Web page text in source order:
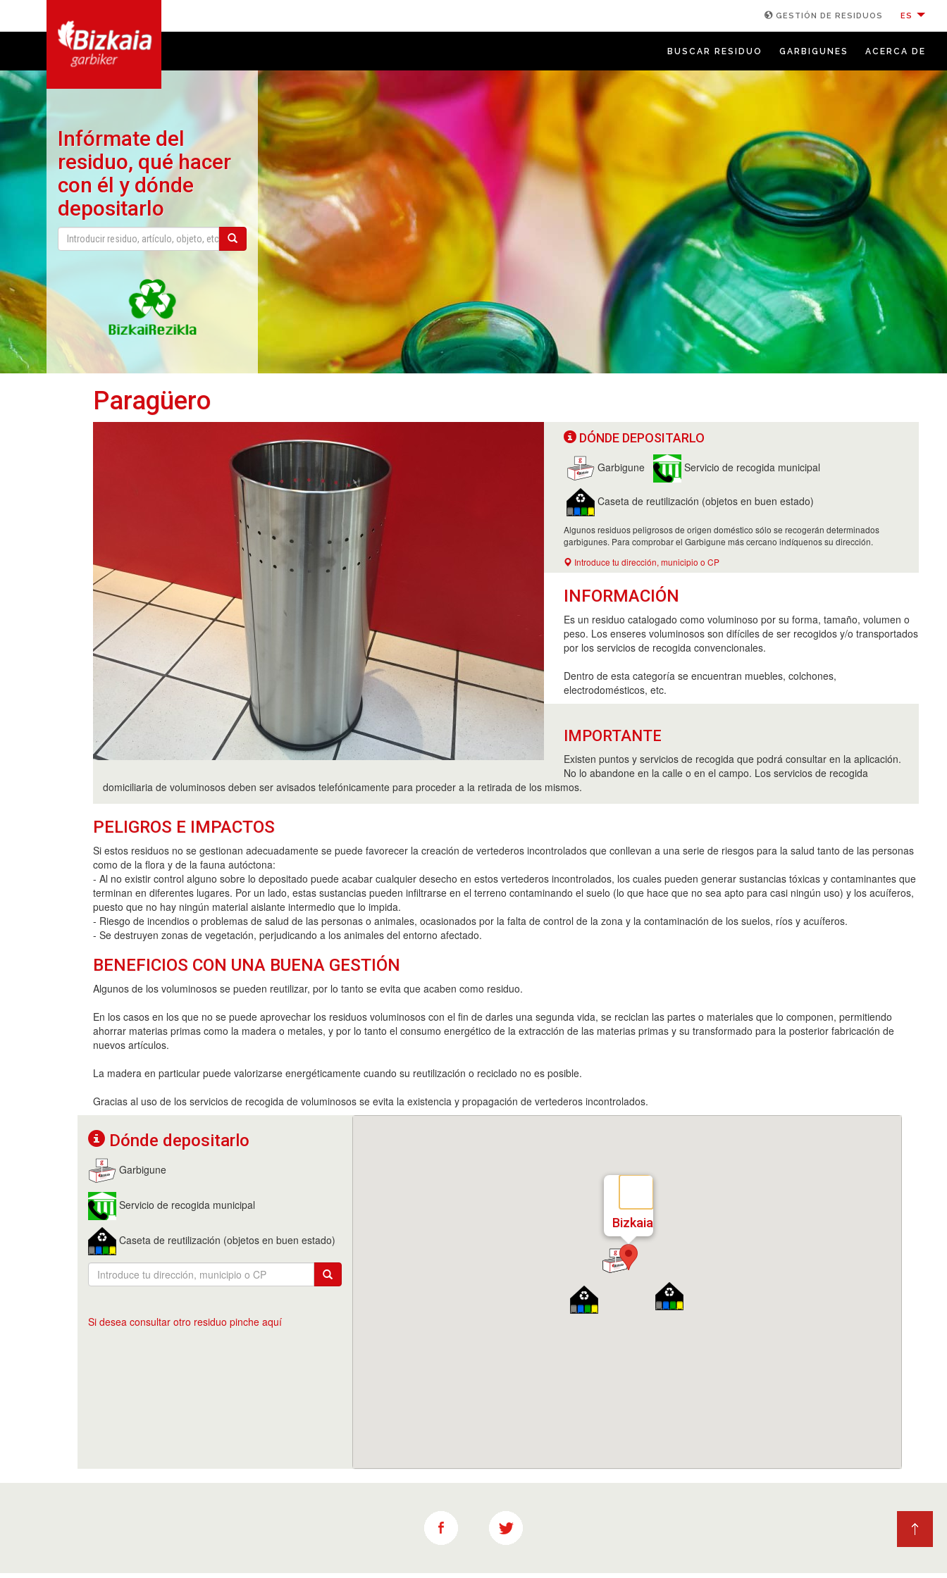
GESTIÓN DE RESIDUOS ES
BUSCAR RESIDUO GARBIGUNES ACERCA DE
Infórmate del
residuo, qué hacer
con él y dónde
depositarlo
Paragüero
DÓNDE DEPOSITARLO
Garbigune Servicio de recogida municipal
Caseta de reutilización (objetos en buen estado)
Algunos residuos peligrosos de origen doméstico sólo se recogerán determinados
garbigunes. Para comprobar el Garbigune más cercano indíquenos su dirección.
Introduce tu dirección, municipio o CP
INFORMACIÓN
Es un residuo catalogado como voluminoso por su forma, tamaño, volumen o
peso. Los enseres voluminosos son difíciles de ser recogidos y/o transportados
por los servicios de recogida convencionales.
Dentro de esta categoría se encuentran muebles, colchones,
electrodomésticos, etc.
IMPORTANTE
Existen puntos y servicios de recogida que podrá consultar en la aplicación.
No lo abandone en la calle o en el campo. Los servicios de recogida
domiciliaria de voluminosos deben ser avisados telefónicamente para proceder a la retirada de los mismos.
PELIGROS E IMPACTOS
Si estos residuos no se gestionan adecuadamente se puede favorecer la creación de vertederos incontrolados que conllevan a una serie de riesgos para la salud tanto de las personas
como de la flora y de la fauna autóctona:
- Al no existir control alguno sobre lo depositado puede acabar cualquier desecho en estos vertederos incontrolados, los cuales pueden generar sustancias tóxicas y contaminantes que
terminan en diferentes lugares. Por un lado, estas sustancias pueden infiltrarse en el terreno contaminando el suelo (lo que hace que no sea apto para casi ningún uso) y los acuíferos,
puesto que no hay ningún material aislante intermedio que lo impida.
- Riesgo de incendios o problemas de salud de las personas o animales, ocasionados por la falta de control de la zona y la contaminación de los suelos, ríos y acuíferos.
- Se destruyen zonas de vegetación, perjudicando a los animales del entorno afectado.
BENEFICIOS CON UNA BUENA GESTIÓN
Algunos de los voluminosos se pueden reutilizar, por lo tanto se evita que acaben como residuo.
En los casos en los que no se puede aprovechar los residuos voluminosos con el fin de darles una segunda vida, se reciclan las partes o materiales que lo componen, permitiendo
ahorrar materias primas como la madera o metales, y por lo tanto el consumo energético de la extracción de las materias primas y su transformado para la posterior fabricación de
nuevos artículos.
La madera en particular puede valorizarse energéticamente cuando su reutilización o reciclado no es posible.
Gracias al uso de los servicios de recogida de voluminosos se evita la existencia y propagación de vertederos incontrolados.
Dónde depositarlo
Garbigune
Servicio de recogida municipal
Caseta de reutilización (objetos en buen estado)
Si desea consultar otro residuo pinche aquí
Bizkaia